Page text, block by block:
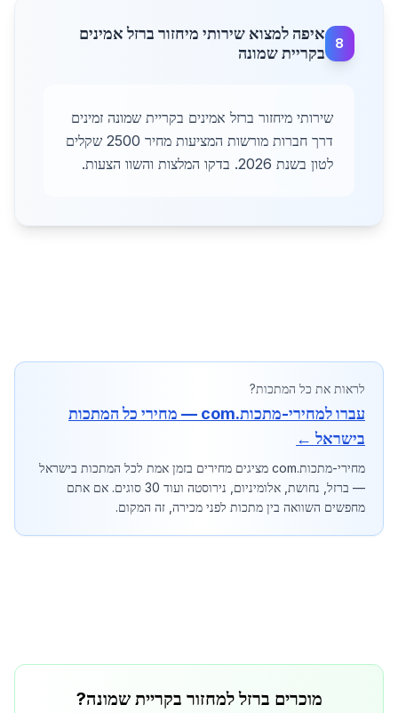
8
איפה למצוא שירותי מיחזור ברזל אמינים
בקריית שמונה
שירותי מיחזור ברזל אמינים בקריית שמונה זמינים
דרך חברות מורשות המציעות מחיר 2500 שקלים
לטון בשנת 2026. בדקו המלצות והשוו הצעות.
לראות את כל המתכות?
עברו למחירי-מתכות.com — מחירי כל המתכות
בישראל ←
מחירי-מתכות.com מציגים מחירים בזמן אמת לכל המתכות בישראל
— ברזל, נחושת, אלומיניום, נירוסטה ועוד 30 סוגים. אם אתם
מחפשים השוואה בין מתכות לפני מכירה, זה המקום.
מוכרים ברזל למחזור בקריית שמונה?